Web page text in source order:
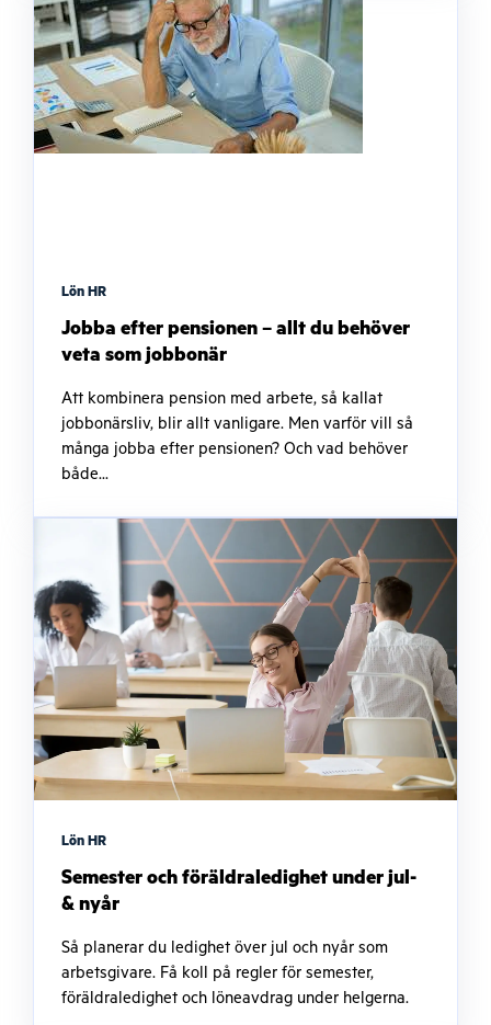
Lön HR
Jobba efter pensionen – allt du behöver
veta som jobbonär
Att kombinera pension med arbete, så kallat
jobbonärsliv, blir allt vanligare. Men varför vill så
många jobba efter pensionen? Och vad behöver
både...
Lön HR
Semester och föräldraledighet under jul-
& nyår
Så planerar du ledighet över jul och nyår som
arbetsgivare. Få koll på regler för semester,
föräldraledighet och löneavdrag under helgerna.